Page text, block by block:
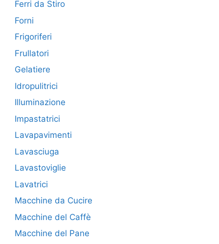
Ferri da Stiro
Forni
Frigoriferi
Frullatori
Gelatiere
Idropulitrici
Illuminazione
Impastatrici
Lavapavimenti
Lavasciuga
Lavastoviglie
Lavatrici
Macchine da Cucire
Macchine del Caffè
Macchine del Pane